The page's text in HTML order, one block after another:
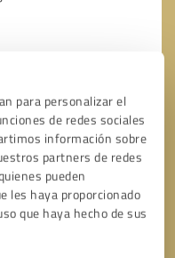
para personalizar el
de redes sociales
información sobre
partners de redes
pueden
les haya proporcionado
que haya hecho de sus